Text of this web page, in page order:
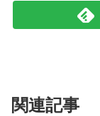
関連記事